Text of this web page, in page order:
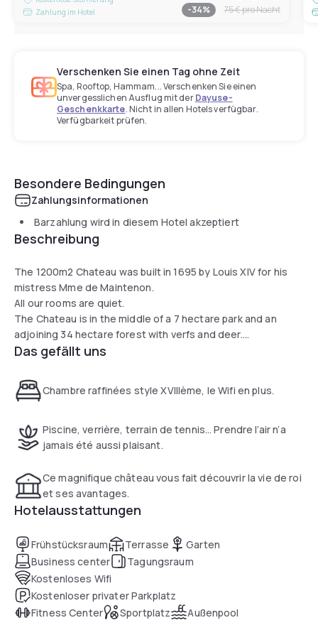
Zahlung im Hotel
-34% 75 €pro Nacht
Verschenken Sie einen Tag ohne Zeit
Spa, Rooftop, Hammam... Verschenken Sie einen
unvergesslichen Ausflug mit derDayuse-
Geschenkkarte. Nicht in allen Hotels verfügbar.
Verfügbarkeit prüfen.
Besondere Bedingungen
Zahlungsinformationen
Barzahlung wird in diesem Hotel akzeptiert
Beschreibung
The 1200m2 Chateau was built in 1695 by Louis XIV for his
mistress Mme de Maintenon.
All our rooms are quiet.
The Chateau is in the middle of a 7 hectare park and an
adjoining 34 hectare forest with verfs and deer.
It is equipped with an outdoor summer swimming pool with
practice, 1 games room with billiards, table football and ping
pong and a gym.
It is possible to order lunch at the castle via an Italian or Thai
restaurant.
Das gefällt uns
Chambre raffinées style XVIIIème, le Wifi en plus.
Piscine, verrière, terrain de tennis… Prendre l’air n’a
jamais été aussi plaisant.
Ce magnifique château vous fait découvrir la vie de roi
et ses avantages.
Hotelausstattungen
Frühstücksraum Terrasse
Garten
Business center
Tagungsraum
Kostenloses Wifi
Kostenloser privater Parkplatz
Fitness Center
Sportplatz Außenpool